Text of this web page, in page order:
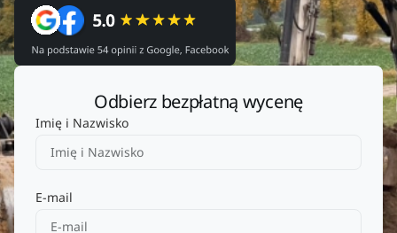
Odbierz bezpłatną wycenę
Imię i Nazwisko
E-mail